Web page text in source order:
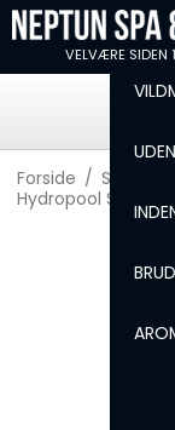
VELVÆRE SIDEN
Forside / Shop
Hydropool